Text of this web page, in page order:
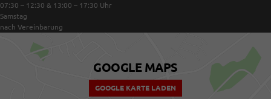
07:30 – 12:30 & 13:00 – 17:30 Uhr
Samstag
nach Vereinbarung
GOOGLE MAPS
GOOGLE KARTE LADEN